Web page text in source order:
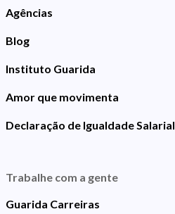
Agências
Blog
Instituto Guarida
Amor que movimenta
Declaração de Igualdade Salarial
Trabalhe com a gente
Guarida Carreiras